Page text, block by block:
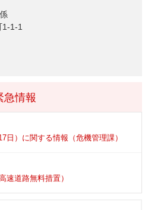
1-1
急情報
日）に関する情報（危機管理課）
速道路無料措置）